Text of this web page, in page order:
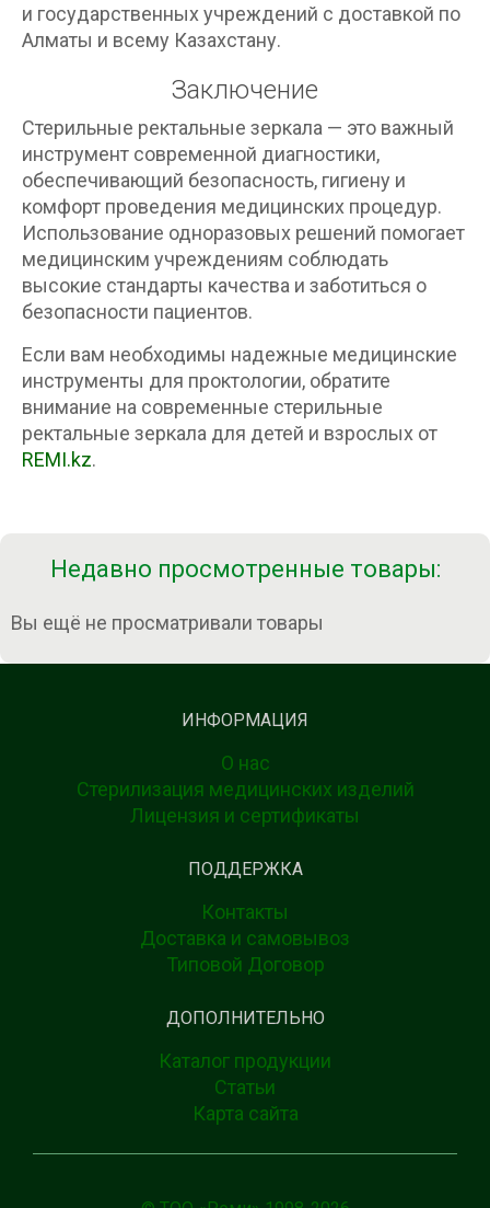
и государственных учреждений с доставкой по
Алматы и всему Казахстану.
Заключение
Стерильные ректальные зеркала — это важный
инструмент современной диагностики,
обеспечивающий безопасность, гигиену и
комфорт проведения медицинских процедур.
Использование одноразовых решений помогает
медицинским учреждениям соблюдать
высокие стандарты качества и заботиться о
безопасности пациентов.
Если вам необходимы надежные медицинские
инструменты для проктологии, обратите
внимание на современные стерильные
ректальные зеркала для детей и взрослых от
REMI.kz.
Недавно просмотренные товары:
Вы ещё не просматривали товары
ИНФОРМАЦИЯ
О нас
Стерилизация медицинских изделий
Лицензия и сертификаты
ПОДДЕРЖКА
Контакты
Доставка и самовывоз
Типовой Договор
ДОПОЛНИТЕЛЬНО
Каталог продукции
Статьи
Карта сайта